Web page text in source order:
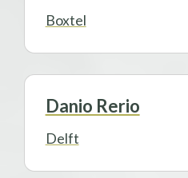
Boxtel
Danio Rerio
Delft